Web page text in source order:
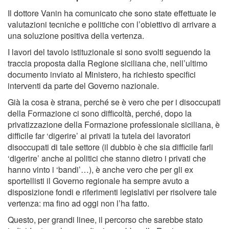
Il dottore Vanin ha comunicato che sono state effettuate le
valutazioni tecniche e politiche con l’obiettivo di arrivare a
una soluzione positiva della vertenza.
I lavori del tavolo istituzionale si sono svolti seguendo la
traccia proposta dalla Regione siciliana che, nell’ultimo
documento inviato al Ministero, ha richiesto specifici
interventi da parte del Governo nazionale.
Già la cosa è strana, perché se è vero che per i disoccupati
della Formazione ci sono difficoltà, perché, dopo la
privatizzazione della Formazione professionale siciliana, è
difficile far ‘digerire’ ai privati la tutela dei lavoratori
disoccupati di tale settore (il dubbio è che sia difficile farli
‘digerire’ anche ai politici che stanno dietro i privati che
hanno vinto i ‘bandi’…), è anche vero che per gli ex
sportellisti il Governo regionale ha sempre avuto a
disposizione fondi e riferimenti legislativi per risolvere tale
vertenza: ma fino ad oggi non l’ha fatto.
Questo, per grandi linee, il percorso che sarebbe stato